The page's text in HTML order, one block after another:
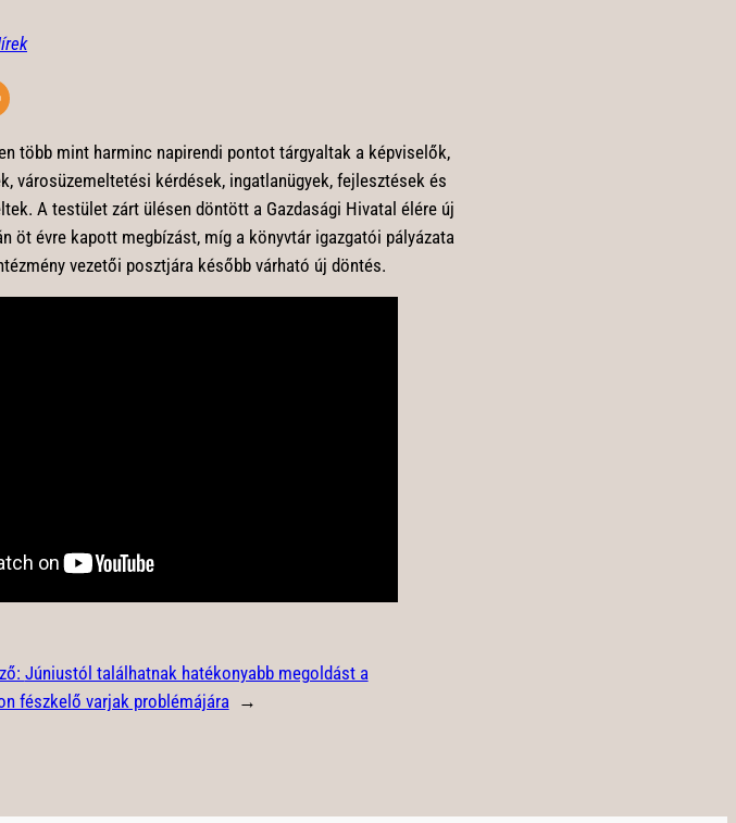
több mint harminc napirendi pontot tárgyaltak a képviselők,
városüzemeltetési kérdések, ingatlanügyek, fejlesztések és
A testület zárt ülésen döntött a Gazdasági Hivatal élére új
öt évre kapott megbízást, míg a könyvtár igazgatói pályázata
vezetői posztjára később várható új döntés.
Júniustól találhatnak hatékonyabb megoldást a
fészkelő varjak problémájára →